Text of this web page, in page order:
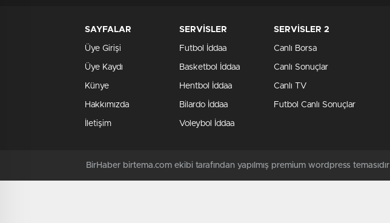
SAYFALAR
Üye Girişi
Üye Kaydı
Künye
Hakkımızda
İletişim
SERVİSLER
Futbol İddaa
Basketbol İddaa
Hentbol İddaa
Bilardo İddaa
Voleybol İddaa
SERVİSLER 2
Canlı Borsa
Canlı Sonuçlar
Canlı TV
Futbol Canlı Sonuçlar
BirHaber birtema.com ekibi tarafından yapılmış premium wordpress temasıdır